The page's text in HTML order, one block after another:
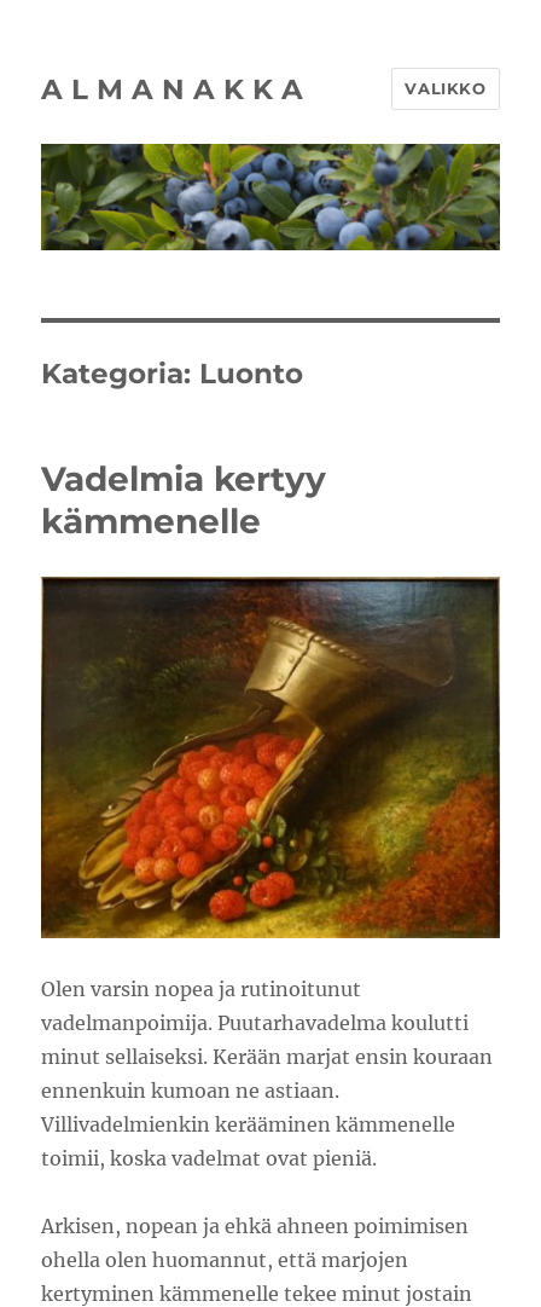
A L M A N A K K A VALIKKO
Kategoria: Luonto
Vadelmia kertyy
kämmenelle
Olen varsin nopea ja rutinoitunut
vadelmanpoimija. Puutarhavadelma koulutti
minut sellaiseksi. Kerään marjat ensin kouraan
ennenkuin kumoan ne astiaan.
Villivadelmienkin kerääminen kämmenelle
toimii, koska vadelmat ovat pieniä.
Arkisen, nopean ja ehkä ahneen poimimisen
ohella olen huomannut, että marjojen
kertyminen kämmenelle tekee minut jostain